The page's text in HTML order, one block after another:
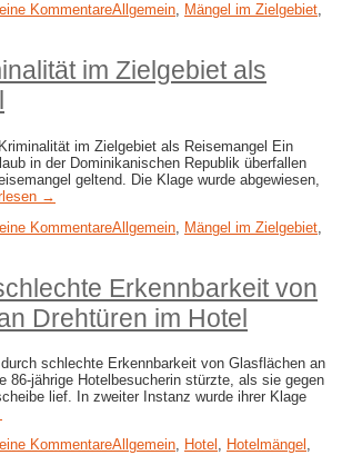
KommentareAllgemein, Mängel im Zielgebiet,
im Zielgebiet als
im Zielgebiet als Reisemangel Ein
in der Dominikanischen Republik überfallen
geltend. Die Klage wurde abgewiesen,
→
KommentareAllgemein Mängel im Zielgebiet
Erkennbarkeit von
Drehtüren im Hotel
schlechte Erkennbarkeit von Glasflächen an
86-jährige Hotelbesucherin stürzte, als sie gegen
lief. In zweiter Instanz wurde ihrer Klage
KommentareAllgemein Hotel Hotelmängel